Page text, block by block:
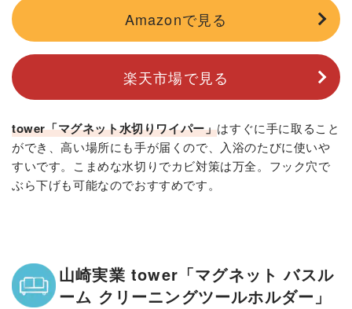
Amazonで見る
楽天市場で見る
tower「マグネット水切りワイパー」はすぐに手に取ること
ができ、高い場所にも手が届くので、入浴のたびに使いや
すいです。こまめな水切りでカビ対策は万全。フック穴で
ぶら下げも可能なのでおすすめです。
山崎実業 tower「マグネット バスル
ーム クリーニングツールホルダー」